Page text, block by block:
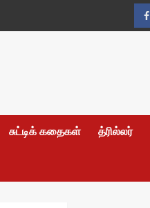
சுட்டிக் கதைகள் த்ரில்லர்